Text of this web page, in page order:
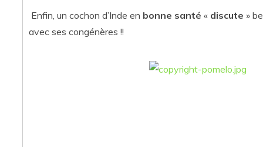
Enfin, un cochon d’Inde en bonne santé « discute »
avec ses congénères !!